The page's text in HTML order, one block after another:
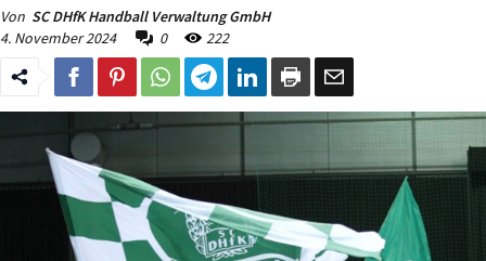
Von SC DHfK Handball Verwaltung GmbH
4. November 2024
0 222